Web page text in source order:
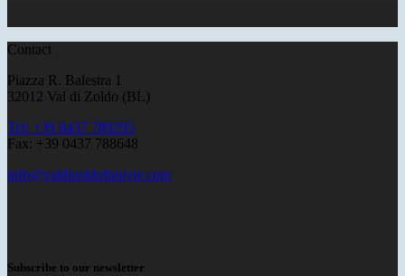
Contact
Piazza R. Balestra 1
32012 Val di Zoldo (BL)
Tel: +39 0437 789295
Fax: +39 0437 788648
info@valdizoldofunivie.com
Subscribe to our newsletter